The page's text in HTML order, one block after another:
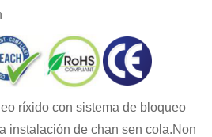
ríxido con sistema de bloqueo
instalación de chan sen cola.Non